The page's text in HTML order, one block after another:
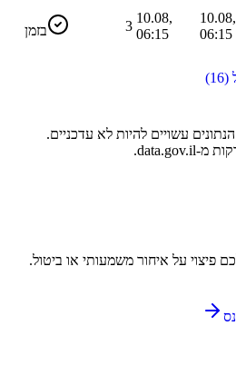
10.08,
06:15
10.08,
06:15
3
בזמן
(
16
)
הנתונים עשויים להיות לא עדכניים.
פיצוי על איחור משמעותי או ביטול.